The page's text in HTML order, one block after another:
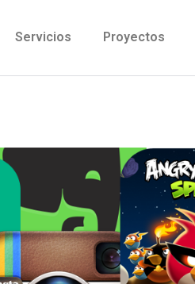
Servicios Proyectos